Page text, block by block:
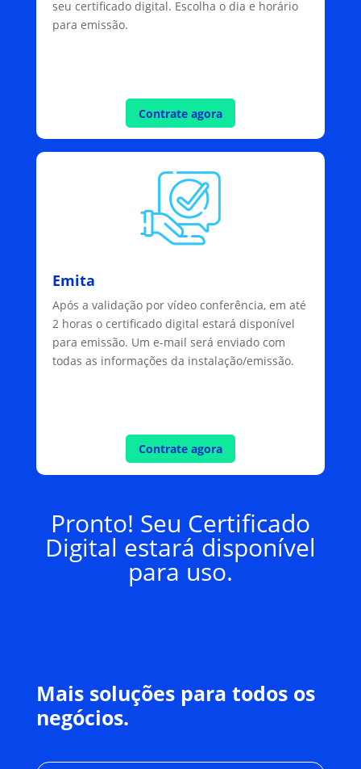
seu certificado digital. Escolha o dia e horário
para emissão.
Contrate agora
Emita
Após a validação por vídeo conferência, em até
2 horas o certificado digital estará disponível
para emissão. Um e-mail será enviado com
todas as informações da instalação/emissão.
Contrate agora
Pronto! Seu Certificado
Digital estará disponível
para uso.
Mais soluções para todos os
negócios.